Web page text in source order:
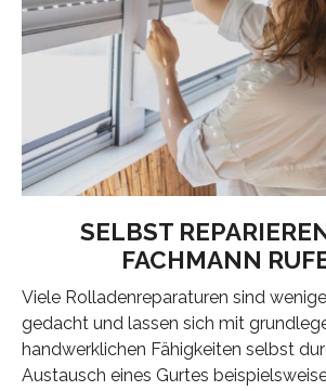
SELBST
FACHMANN
Viele Rolladenreparaturen sind
gedacht und lassen sich mit
handwerklichen Fähigkeiten selbst
Austausch eines Gurtes